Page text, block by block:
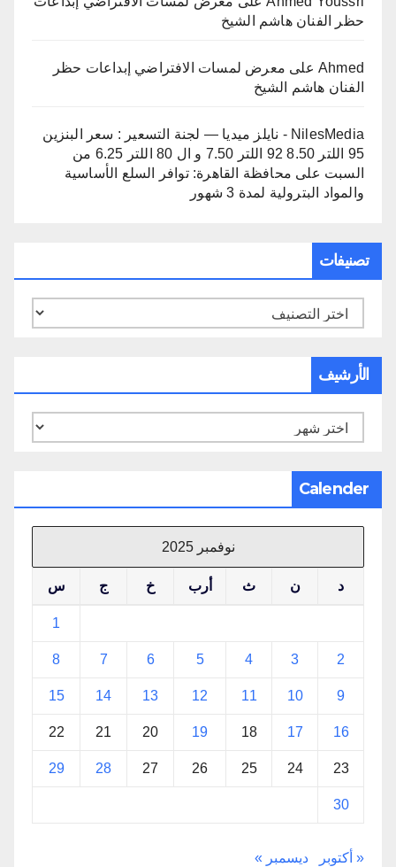
حظر الفنان هاشم الشيخ
Ahmed على معرض لمسات الافتراضي إبداعات حظر
الفنان هاشم الشيخ
NilesMedia - نايلز ميديا — لجنة التسعير : سعر البنزين
95 اللتر 8.50 92 اللتر 7.50 و ال 80 اللتر 6.25 من
السبت على محافظة القاهرة: توافر السلع الأساسية
والمواد البترولية لمدة 3 شهور
تصنيفات
تصنيفات
الأرشيف
الأرشيف
Calender
نوفمبر 2025
د ن ث أرب خ ج س
1
2
3
4
5
6
7
8
9
10
11
12
13
14
15
16
17
18
19
20
21
22
23
24
25
26
27
28
29
30
« أكتوبر ديسمبر »